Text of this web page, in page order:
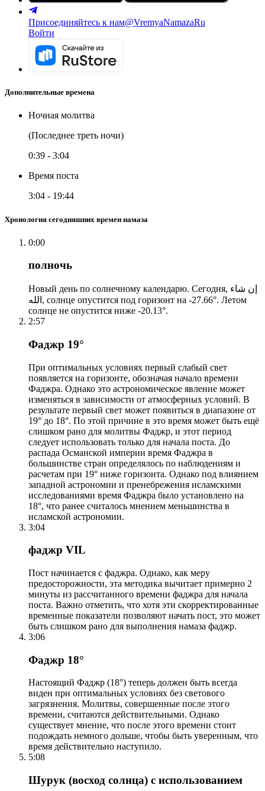
Присоединяйтесь к нам@VremyaNamazaRu
Войти
Дополнительные времена
Ночная молитва
(Последнее треть ночи)
0:39 - 3:04
Время поста
3:04 - 19:44
Хронология сегодняшних времен намаза
0:00
полночь
Новый день по солнечному календарю. Сегодня, إن شاء
الله, солнце опустится под горизонт на -27.66°. Летом
солнце не опустится ниже -20.13°.
2:57
Фаджр 19°
При оптимальных условиях первый слабый свет
появляется на горизонте, обозначая начало времени
Фаджра. Однако это астрономическое явление может
изменяться в зависимости от атмосферных условий. В
результате первый свет может появиться в диапазоне от
19° до 18°. По этой причине в это время может быть ещё
слишком рано для молитвы Фаджр, и этот период
следует использовать только для начала поста. До
распада Османской империи время Фаджра в
большинстве стран определялось по наблюдениям и
расчетам при 19° ниже горизонта. Однако под влиянием
западной астрономии и пренебрежения исламскими
исследованиями время Фаджра было установлено на
18°, что ранее считалось мнением меньшинства в
исламской астрономии.
3:04
фаджр VIL
Пост начинается с фаджра. Однако, как меру
предосторожности, эта методика вычитает примерно 2
минуты из рассчитанного времени фаджра для начала
поста. Важно отметить, что хотя эти скорректированные
временные показатели позволяют начать пост, это может
быть слишком рано для выполнения намаза фаджр.
3:06
Фаджр 18°
Настоящий Фаджр (18°) теперь должен быть всегда
виден при оптимальных условиях без светового
загрязнения. Молитвы, совершенные после этого
времени, считаются действительными. Однако
существует мнение, что после этого времени стоит
подождать немного дольше, чтобы быть уверенным, что
время действительно наступило.
5:08
Шурук (восход солнца) с использованием